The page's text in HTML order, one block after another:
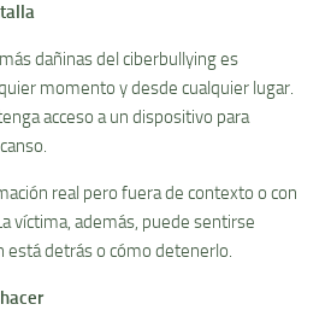
dañinas del ciberbullying es
momento y desde cualquier lugar.
acceso a un dispositivo para
real pero fuera de contexto o con
víctima, además, puede sentirse
está detrás o cómo detenerlo.